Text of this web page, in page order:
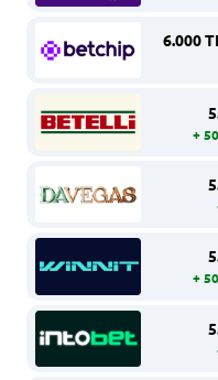
6.000
+
+